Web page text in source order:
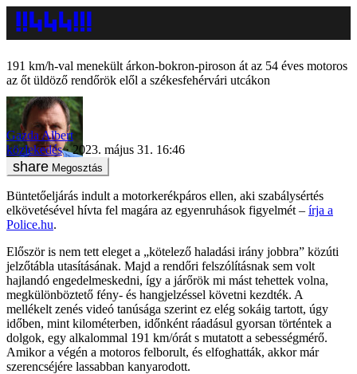
191 km/h-val menekült árkon-bokron-piroson át az 54 éves motoros
az őt üldöző rendőrök elől a székesfehérvári utcákon
Gazda Albert
közlekedés
2023. május 31. 16:46
Megosztás
Büntetőeljárás indult a motorkerékpáros ellen, aki szabálysértés
elkövetésével hívta fel magára az egyenruhások figyelmét – írja a
Police.hu.
Először is nem tett eleget a „kötelező haladási irány jobbra” közúti
jelzőtábla utasításának. Majd a rendőri felszólításnak sem volt
hajlandó engedelmeskedni, így a járőrök mi mást tehettek volna,
megkülönböztető fény- és hangjelzéssel követni kezdték. A
mellékelt zenés videó tanúsága szerint ez elég sokáig tartott, úgy
időben, mint kilométerben, időnként ráadásul gyorsan történtek a
dolgok, egy alkalommal 191 km/órát s mutatott a sebességmérő.
Amikor a végén a motoros felborult, és elfoghatták, akkor már
szerencséjére lassabban kanyarodott.